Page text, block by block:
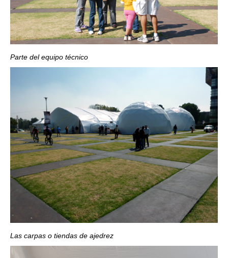
Parte del equipo técnico
Las carpas o tiendas de ajedrez